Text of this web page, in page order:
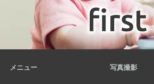
メニュー 写真撮影